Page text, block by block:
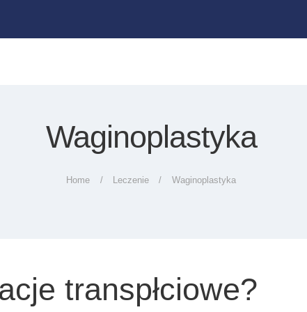
Waginoplastyka
Home Leczenie Waginoplastyka
transpłciowe?